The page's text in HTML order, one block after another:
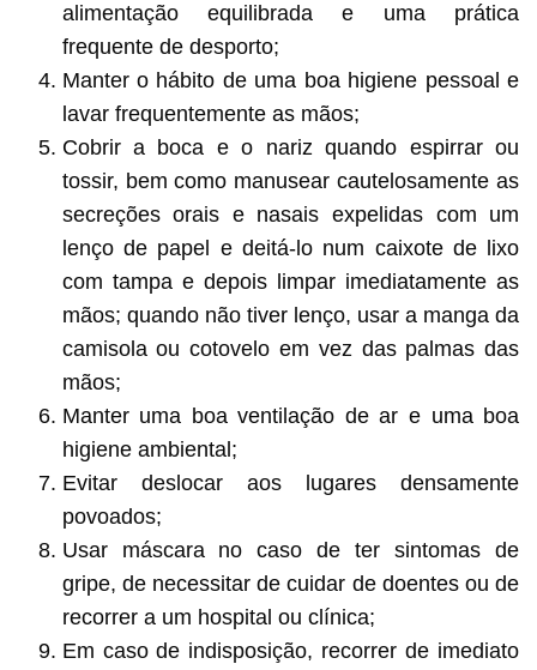
alimentação equilibrada e uma prática
frequente de desporto;
Manter o hábito de uma boa higiene pessoal e
lavar frequentemente as mãos;
Cobrir a boca e o nariz quando espirrar ou
tossir, bem como manusear cautelosamente as
secreções orais e nasais expelidas com um
lenço de papel e deitá-lo num caixote de lixo
com tampa e depois limpar imediatamente as
mãos; quando não tiver lenço, usar a manga da
camisola ou cotovelo em vez das palmas das
mãos;
Manter uma boa ventilação de ar e uma boa
higiene ambiental;
Evitar deslocar aos lugares densamente
povoados;
Usar máscara no caso de ter sintomas de
gripe, de necessitar de cuidar de doentes ou de
recorrer a um hospital ou clínica;
Em caso de indisposição, recorrer de imediato